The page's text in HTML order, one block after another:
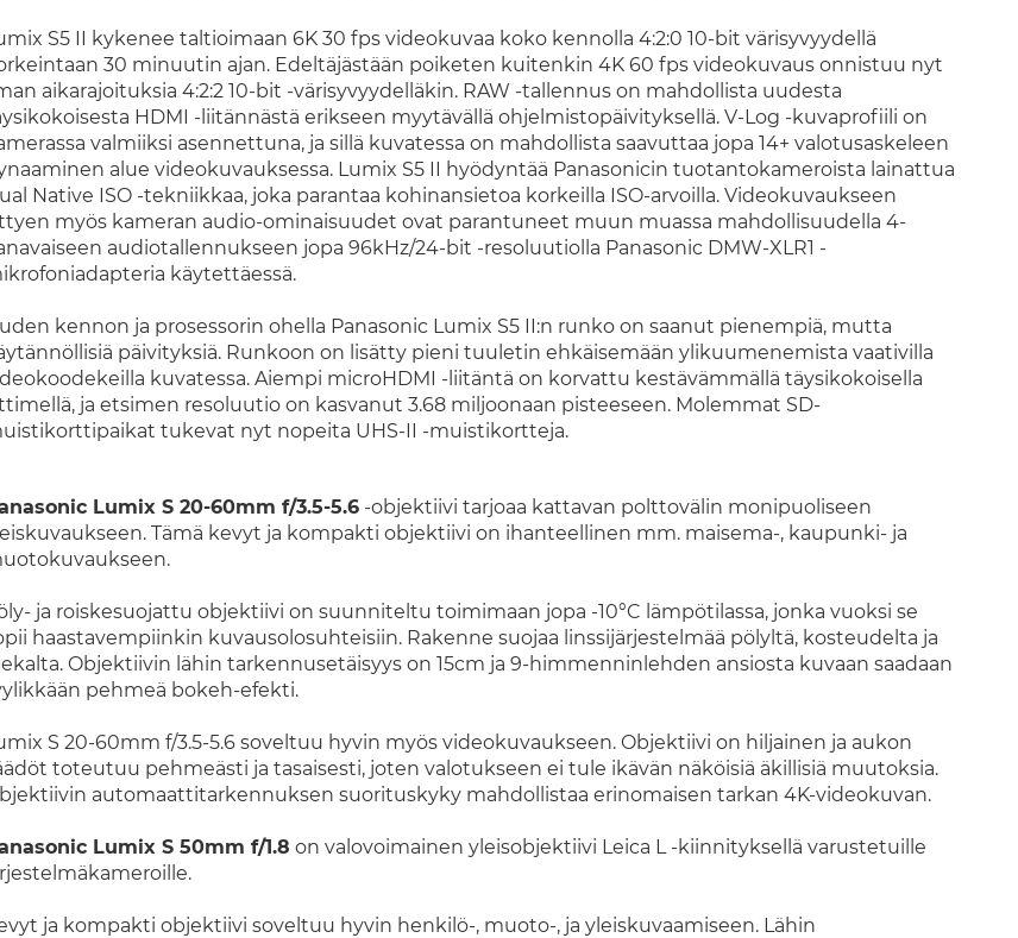
S5 II kykenee taltioimaan 6K 30 fps videokuvaa koko kennolla 4:2:0 10-bit värisyvyydellä
30 minuutin ajan. Edeltäjästään poiketen kuitenkin 4K 60 fps videokuvaus onnistuu nyt
aikarajoituksia 4:2:2 10-bit -värisyvyydelläkin. RAW -tallennus on mahdollista uudesta
HDMI -liitännästä erikseen myytävällä ohjelmistopäivityksellä. V-Log -kuvaprofiili on
valmiiksi asennettuna, ja sillä kuvatessa on mahdollista saavuttaa jopa 14+ valotusaskeleen
alue videokuvauksessa. Lumix S5 II hyödyntää Panasonicin tuotantokameroista lainattua
Native ISO -tekniikkaa, joka parantaa kohinansietoa korkeilla ISO-arvoilla. Videokuvaukseen
myös kameran audio-ominaisuudet ovat parantuneet muun muassa mahdollisuudella 4-
audiotallennukseen jopa 96kHz/24-bit -resoluutiolla Panasonic DMW-XLR1 -
käytettäessä.
kennon ja prosessorin ohella Panasonic Lumix S5 II:n runko on saanut pienempiä, mutta
päivityksiä. Runkoon on lisätty pieni tuuletin ehkäisemään ylikuumenemista vaativilla
kuvatessa. Aiempi microHDMI -liitäntä on korvattu kestävämmällä täysikokoisella
ja etsimen resoluutio on kasvanut 3.68 miljoonaan pisteeseen. Molemmat SD-
tukevat nyt nopeita UHS-II -muistikortteja.
Lumix S 20-60mm f/3.5-5.6-objektiivi tarjoaa kattavan polttovälin monipuoliseen
Tämä kevyt ja kompakti objektiivi on ihanteellinen mm. maisema-, kaupunki- ja
ja roiskesuojattu objektiivi on suunniteltu toimimaan jopa -10°C lämpötilassa, jonka vuoksi se
haastavempiinkin kuvausolosuhteisiin. Rakenne suojaa linssijärjestelmää pölyltä, kosteudelta ja
Objektiivin lähin tarkennusetäisyys on 15cm ja 9-himmenninlehden ansiosta kuvaan saadaan
pehmeä bokeh-efekti.
S 20-60mm f/3.5-5.6 soveltuu hyvin myös videokuvaukseen. Objektiivi on hiljainen ja aukon
toteutuu pehmeästi ja tasaisesti, joten valotukseen ei tule ikävän näköisiä äkillisiä muutoksia.
automaattitarkennuksen suorituskyky mahdollistaa erinomaisen tarkan 4K-videokuvan.
Lumix S 50mm f/1.8 on valovoimainen yleisobjektiivi Leica L -kiinnityksellä varustetuille
ja kompakti objektiivi soveltuu hyvin henkilö-, muoto-, ja yleiskuvaamiseen. Lähin